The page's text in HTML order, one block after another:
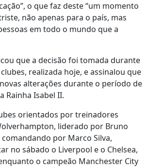
o que faz deste “um momento
não apenas para o país, mas
em todo o mundo que a
que a decisão foi tomada durante
realizada hoje, e assinalou que
alterações durante o período de
Rainha Isabel II.
orientados por treinadores
liderado por Bruno
comandando por Marco Silva,
no sábado o Liverpool e o Chelsea,
o campeão Manchester City